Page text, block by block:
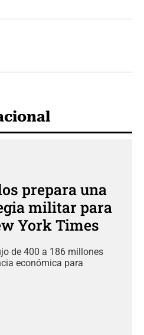
prepara una
militar para
York Times
de 400 a 186 millones
económica para